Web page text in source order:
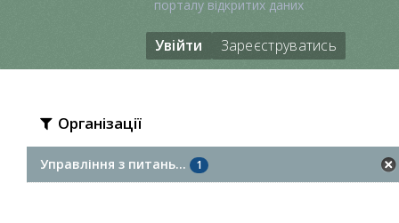
порталу відкритих даних
Увійти Зареєструватись
Організації
Управління з питань... 1